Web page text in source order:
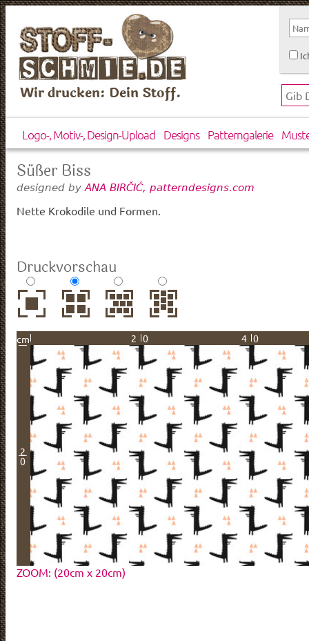
Wir drucken: Dein Stoff.
Logo-, Motiv-, Design-Upload Designs Patterngalerie
Süßer Biss
designed by ANA BIRČIĆ, patterndesigns.com
Nette Krokodile und Formen.
Druckvorschau
cm 20 40
2
0
ZOOM: (20cm x 20cm)